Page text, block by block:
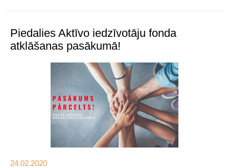
Piedalies Aktīvo iedzīvotāju fonda
atklāšanas pasākumā!
24.02.2020